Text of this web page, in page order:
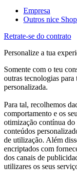
Empresa
Outros nice
Retrate-se do contrato
Personalize a tua
Somente com o teu
outras tecnologias
personalizada.
Para tal, recolhemos
comportamento e os
otimização contínua do
conteúdos
de utilização. Além
encriptados com
dos canais de
utilizares os seus